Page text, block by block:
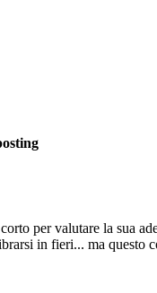
per valutare la sua
in fieri... ma questo